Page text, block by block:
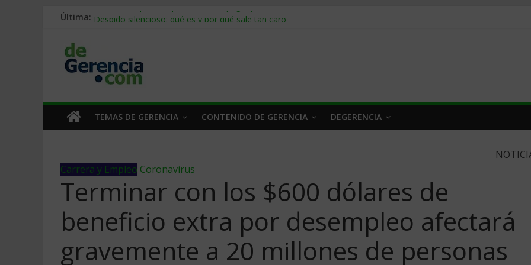
Última: Stablecoins para empresas: cómo pagar y cobrar en 2026
Trabajo forzoso en la cadena de suministro: qué hacer
Mercado hispano de EE. UU.: cómo segmentarlo y venderle
TEMAS DE GERENCIA CONTENIDO DE GERENCIA DEGERENCIA
Carrera y Empleo Coronavirus
Terminar con los $600 dólares de
beneficio extra por desempleo afectará
gravemente a 20 millones de personas